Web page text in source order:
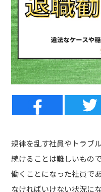
規律を乱す社員やトラブ
続けることは難しいもの
働くことになった社員で
なければいけない状況に